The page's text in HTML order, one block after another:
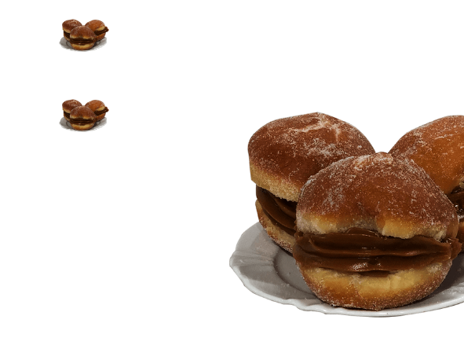
ovo
10º arroz